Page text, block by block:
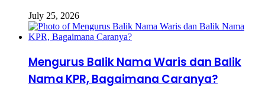
July 25, 2026
Mengurus Balik Nama Waris dan Balik
Nama KPR, Bagaimana Caranya?